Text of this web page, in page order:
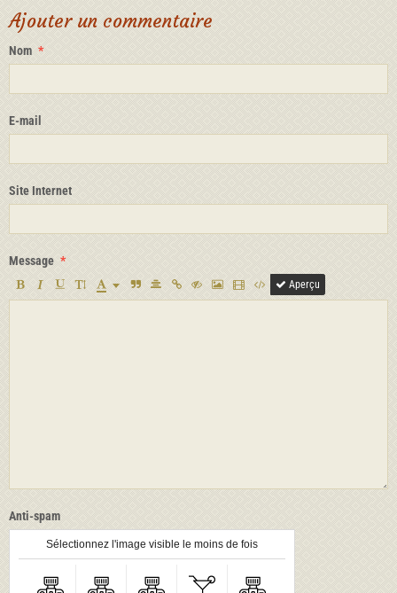
Ajouter un commentaire
Nom
E-mail
Site Internet
Message
Aperçu
Anti-spam
Sélectionnez l'image visible le moins de fois